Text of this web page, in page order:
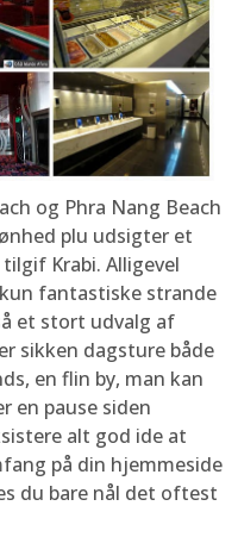
og Phra Nang Beach
plu udsigter et
Krabi. Alligevel
fantastiske strande
et stort udvalg af
sikken dagsture både
en flin by, man kan
en pause siden
alt god ide at
på din hjemmeside
du bare nål det oftest